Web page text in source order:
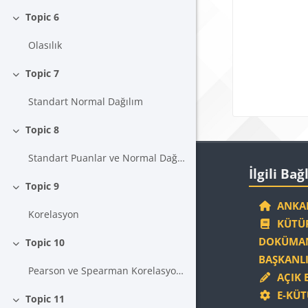
Daralt
Topic 6
Olasılık
Daralt
Topic 7
Standart Normal Dağılım
Daralt
Topic 8
Standart Puanlar ve Normal Dağılım Alan İlişkisi
Daralt
Topic 9
Korelasyon
Daralt
Topic 10
Pearson ve Spearman Korelasyon Katsayısı
Topic 11
İlgili
AÇIK
E-